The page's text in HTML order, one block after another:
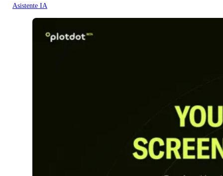
Asistente IA